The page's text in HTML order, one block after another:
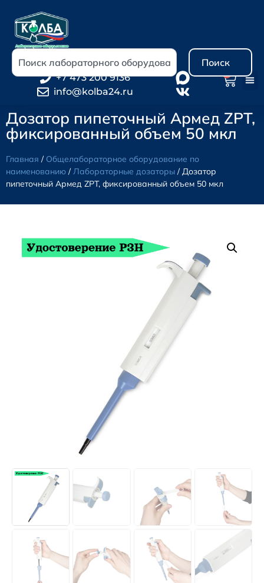
Поиск
+7 473 200 9136
info@kolba24.ru
Дозатор пипеточный Армед ZPT,
фиксированный объем 50 мкл
Главная / Общелабораторное оборудование по
наименованию /Лабораторные дозаторы / Дозатор
пипеточный Армед ZPT, фиксированный объем 50 мкл